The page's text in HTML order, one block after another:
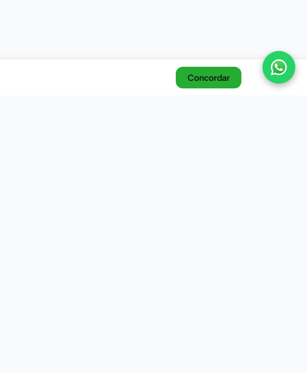
Concordar